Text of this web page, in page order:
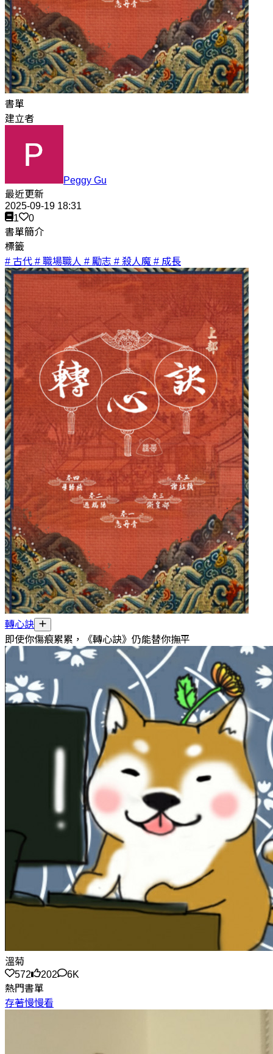
書單
建立者
Peggy Gu
最近更新
2025-09-19 18:31
1
0
書單簡介
標籤
# 古代 # 職場職人 # 勵志 # 殺人魔 # 成長
轉心訣
即使你傷痕累累，《轉心訣》仍能替你撫平
溫菊
572
202
6K
熱門書單
存著慢慢看